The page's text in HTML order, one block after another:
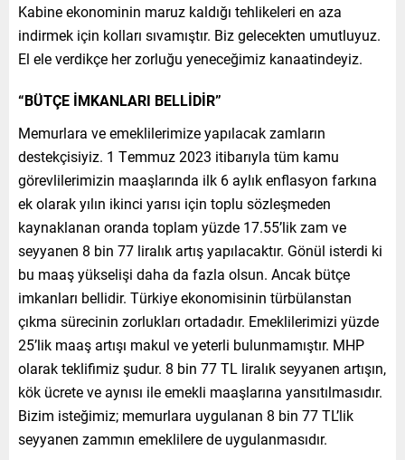
Kabine ekonominin maruz kaldığı tehlikeleri en aza
indirmek için kolları sıvamıştır. Biz gelecekten umutluyuz.
El ele verdikçe her zorluğu yeneceğimiz kanaatindeyiz.
“BÜTÇE İMKANLARI BELLİDİR”
Memurlara ve emeklilerimize yapılacak zamların
destekçisiyiz. 1 Temmuz 2023 itibarıyla tüm kamu
görevlilerimizin maaşlarında ilk 6 aylık enflasyon farkına
ek olarak yılın ikinci yarısı için toplu sözleşmeden
kaynaklanan oranda toplam yüzde 17.55’lik zam ve
seyyanen 8 bin 77 liralık artış yapılacaktır. Gönül isterdi ki
bu maaş yükselişi daha da fazla olsun. Ancak bütçe
imkanları bellidir. Türkiye ekonomisinin türbülanstan
çıkma sürecinin zorlukları ortadadır. Emeklilerimizi yüzde
25’lik maaş artışı makul ve yeterli bulunmamıştır. MHP
olarak teklifimiz şudur. 8 bin 77 TL liralık seyyanen artışın,
kök ücrete ve aynısı ile emekli maaşlarına yansıtılmasıdır.
Bizim isteğimiz; memurlara uygulanan 8 bin 77 TL’lik
seyyanen zammın emeklilere de uygulanmasıdır.